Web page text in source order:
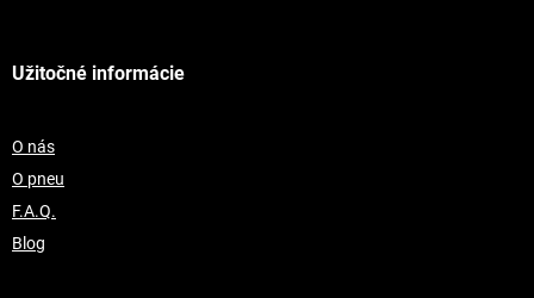
Užitočné informácie
O nás
O pneu
F.A.Q.
Blog